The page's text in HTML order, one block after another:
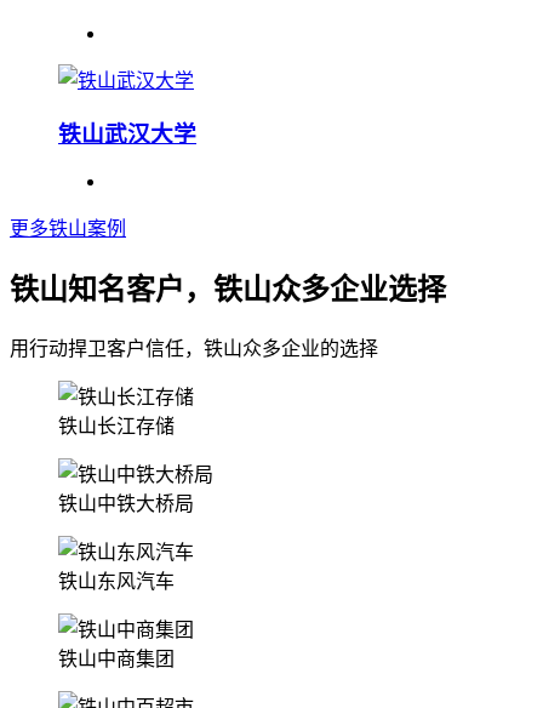
铁山武汉大学
更多铁山案例
铁山知名客户，铁山众多企业选择
用行动捍卫客户信任，铁山众多企业的选择
铁山长江存储
铁山中铁大桥局
铁山东风汽车
铁山中商集团